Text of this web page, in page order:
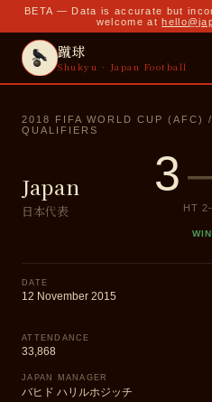
BETA — Data is accurate but
welcome at
蹴球
Shukyu · Japan Football
2018 FIFA WORLD CUP (AFC)
QUALIFIERS
Japan
日本代表
3
HT 2
WIN
DATE
12 November 2015
ATTENDANCE
33,868
JAPAN MANAGER
バヒド ハリルホジッチ